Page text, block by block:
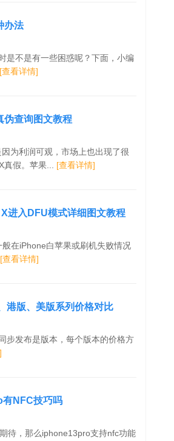
办法
是不是有一些困惑呢？下面，小编
[查看详情]
查询图文教程
为利润可观，市场上也出现了很
真假。苹果... [查看详情]
进入DFU模式详细图文教程
在iPhone白苹果或刷机失败情况
[查看详情]
港版、美版系列价格对比
步发布是版本，每个版本的价格方
NFC技巧吗
待，那么iphone13pro支持nfc功能